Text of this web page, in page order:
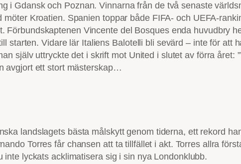
i Gdansk och Poznan. Vinnarna från de två senaste
Kroatien. Spanien toppar både FIFA- och UEFA-
Förbundskaptenen Vincente del Bosques enda huvudbry
starten. Vidare lär Italiens Balotelli bli sevärd – inte för att
själv uttryckte det i skrift mot United i slutet av förra året:
avgjort ett stort mästerskap…
landslagets bästa målskytt genom tiderna, ett rekord
Torres får chansen att ta tillfället i akt. Torres allra
lyckats acklimatisera sig i sin nya Londonklubb.